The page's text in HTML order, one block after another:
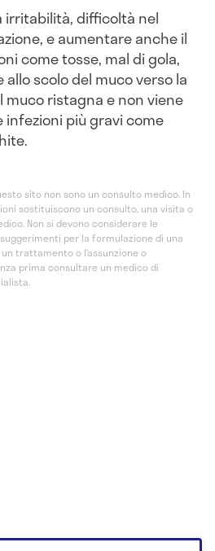
irritabilità, difficoltà nel
e aumentare anche il
come tosse, mal di gola,
scolo del muco verso la
muco ristagna e non viene
infezioni più gravi come
sito non sono un consulto medico. In
sostituiscono un consulto, una visita o
Non si devono considerare le
per la formulazione di una
trattamento o l’assunzione o
prima consultare un medico di